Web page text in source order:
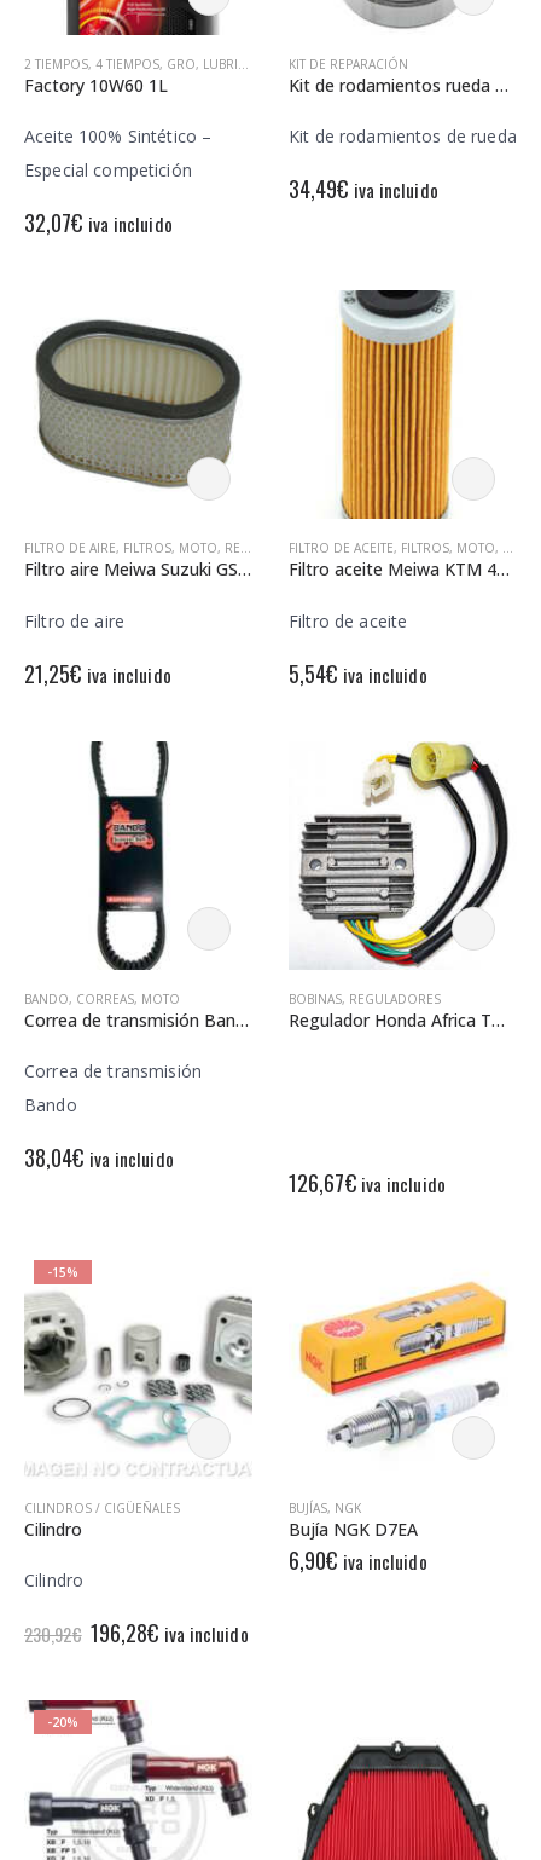
2 TIEMPOS, 4 TIEMPOS, GRO, LUBRICANTES Y ACEITES
Factory 10W60 1L
Aceite 100% Sintético –
Especial competición
32,07€ iva incluido
KIT DE REPARACIÓN
Kit de rodamientos rueda All Balls 25-1386
Kit de rodamientos de rueda
34,49€ iva incluido
FILTRO DE AIRE, FILTROS, MOTO, RECAMBIOS MOTO
Filtro aire Meiwa Suzuki GSXR 600/750
Filtro de aire
21,25€ iva incluido
FILTRO DE ACEITE, FILTROS, MOTO,
Filtro aceite Meiwa KTM 450/505/530
Filtro de aceite
5,54€ iva incluido
BANDO, CORREAS, MOTO
Correa de transmisión Bando SYm Fiddle 200
Correa de transmisión
Bando
38,04€ iva incluido
BOBINAS, REGULADORES
Regulador Honda Africa Twin 750 12V – Trifase – C.C – 8 cables – con sensor
126,67€ iva incluido
-15%
CILINDROS / CIGÜEÑALES
Cilindro
Cilindro
230,92€ El
precio
era:
230,92€.
196,28€Eliva incluido
BUJÍAS, NGK
Bujía NGK D7EA
6,90€ iva incluido
-20%